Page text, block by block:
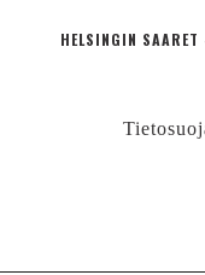
HELSINGIN